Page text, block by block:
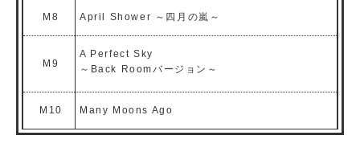
M8 April Shower ～四月の嵐～
M9
A Perfect Sky
～Back Roomバージョン～
M10 Many Moons Ago